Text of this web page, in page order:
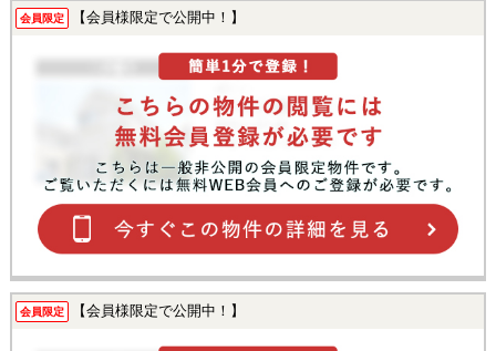
会員限定 【会員様限定で公開中！】
会員限定 【会員様限定で公開中！】